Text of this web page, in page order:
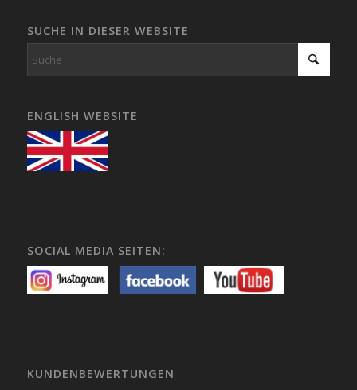
SUCHE IN DIESER WEBSITE
ENGLISH WEBSITE
SOCIAL MEDIA SEITEN:
KUNDENBEWERTUNGEN